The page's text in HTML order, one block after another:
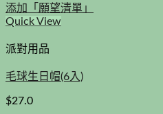
添加「願望清單」
Quick View
派對用品
毛球生日帽(6入)
$27.0